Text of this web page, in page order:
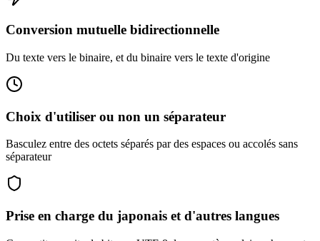
Conversion mutuelle bidirectionnelle
Du texte vers le binaire, et du binaire vers le texte d'origine
Choix d'utiliser ou non un séparateur
Basculez entre des octets séparés par des espaces ou accolés sans
séparateur
Prise en charge du japonais et d'autres langues